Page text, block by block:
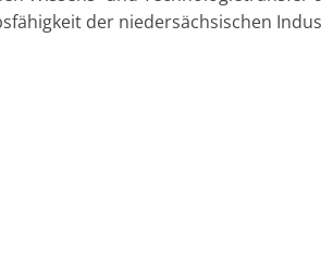
der niedersächsischen